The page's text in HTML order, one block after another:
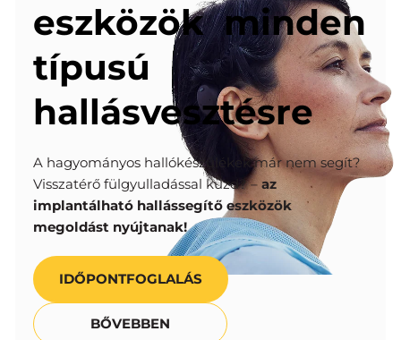
eszközök minden
típusú
hallásvesztésre
A hagyományos hallókészülékek már nem segít?
Visszatérő fülgyulladással küzd? – az
implantálható hallássegítő eszközök
megoldást nyújtanak!
IDŐPONTFOGLALÁS
BŐVEBBEN